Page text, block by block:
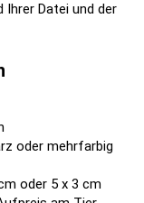
Ihrer Datei und der
oder mehrfarbig
oder 5 x 3 cm